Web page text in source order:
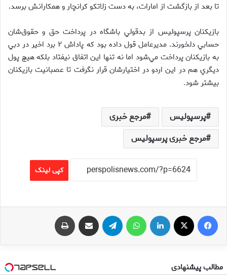
تا بعد از بازگشت از امارات، به دست زلاتكو كرانچار و همكارانش برسد.
بازيكنان پرسپوليس از بدقولي باشگاه در پرداخت حق و حقوق‌شان
حسابي دلخورند. مديرعامل قول داده بود كه پاداش ۲ برد اخير در دبي
به بازيكنان پرداخت مي‌شود اما نه تنها اين اتفاق نيفتاد بلكه هيچ پول
ديگري هم در اين اردو در اختيارشان قرار نگرفت تا عصبانيت بازيكنان
بيشتر شود.
پرسپولیس
مرجع خبری
مرجع خبری پرسپولیس
کپی لینک
فیس بوک لینکدین تلگرام اشتراک گذاری از طریق ایمیل
مطالب پیشنهادی